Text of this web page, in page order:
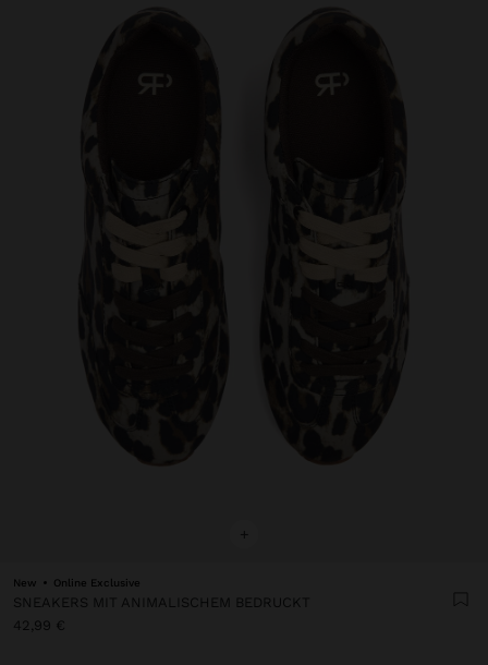
+
New Online Exclusive
SNEAKERS MIT ANIMALISCHEM BEDRUCKT
42,99 €